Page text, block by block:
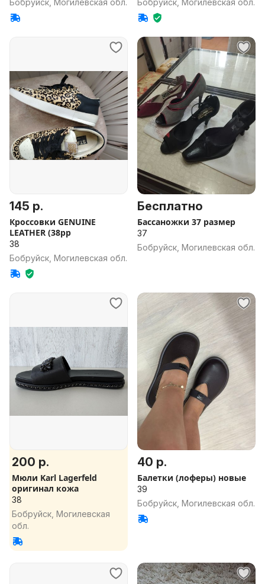
Бобруйск, Могилевская обл.
Бобруйск, Могилевская обл.
145 р.
Кроссовки GENUINE
LEATHER (38рр
38
Бобруйск, Могилевская обл.
Бесплатно
Бассаножки 37 размер
37
Бобруйск, Могилевская обл.
200 р.
Мюли Karl Lagerfeld
оригинал кожа
38
Бобруйск, Могилевская
обл.
40 р.
Балетки (лоферы) новые
39
Бобруйск, Могилевская обл.